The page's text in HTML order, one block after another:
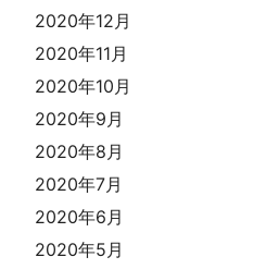
2020年12月
2020年11月
2020年10月
2020年9月
2020年8月
2020年7月
2020年6月
2020年5月